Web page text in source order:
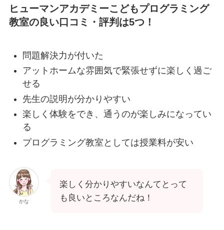
ヒューマンアカデミーこどもプログラミング
教室の良い口コミ・評判は5つ！
問題解決力が付いた
アットホームな雰囲気で緊張せずに楽しく過ご
せる
先生の説明が分かりやすい
楽しく体験をでき、通うのが楽しみになってい
る
プログラミング教室としては授業料が安い
かな
楽しく分かりやすいなんてとって
も良いところなんだね！